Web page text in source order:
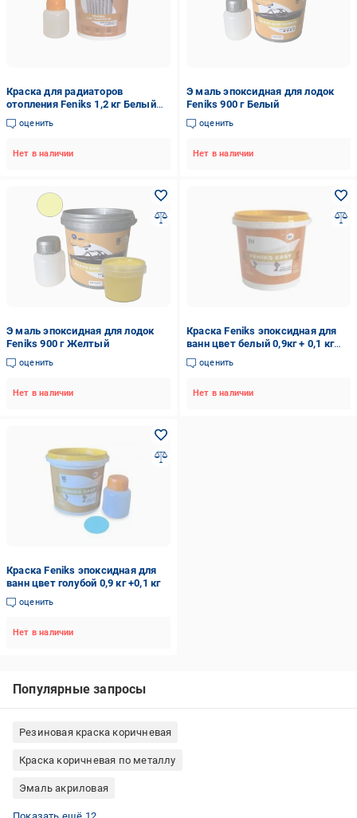
Краска для радиаторов
отопления Feniks 1,2 кг Белый
глянцевый
оценить
Нет в наличии
Э маль эпоксидная для лодок
Feniks 900 г Белый
оценить
Нет в наличии
Э маль эпоксидная для лодок
Feniks 900 г Желтый
оценить
Нет в наличии
Краска Feniks эпоксидная для
ванн цвет белый 0,9кг + 0,1 кг
отвердитель
оценить
Нет в наличии
Краска Feniks эпоксидная для
ванн цвет голубой 0,9 кг +0,1 кг
оценить
Нет в наличии
Популярные запросы
Резиновая краска коричневая
Краска коричневая по металлу
Эмаль акриловая
Резиновая краска 12 кг
Эмаль масляно-фталевая
Эпоксидная краска для плитки
Черная молотковая краска
Водоэмульсионная краска 3 литра
Эмаль нитроцеллюлозная
Бежевая эмаль
Эмаль по дереву
Резиновая краска для наружных работ
Краска водоэмульсионная для внутренних работ
Краска для деревянного пола
Зеленая эмаль